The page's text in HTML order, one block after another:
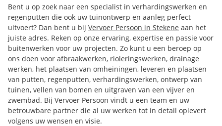
Bent u op zoek naar een specialist in verhardingswerken en
regenputten die ook uw tuinontwerp en aanleg perfect
uitvoert? Dan bent u bij Vervoer Persoon in Stekene aan het
juiste adres. Reken op onze ervaring, expertise en passie voor
buitenwerken voor uw projecten. Zo kunt u een beroep op
ons doen voor afbraakwerken, rioleringswerken, drainage
werken, het plaatsen van omheiningen, leveren en plaatsen
van putten, regenputten, verhardingswerken, ontwerp van
tuinen, vellen van bomen en uitgraven van een vijver en
zwembad. Bij Vervoer Persoon vindt u een team en uw
betrouwbare partner die al uw werken tot in detail oplevert
volgens uw wensen en visie.